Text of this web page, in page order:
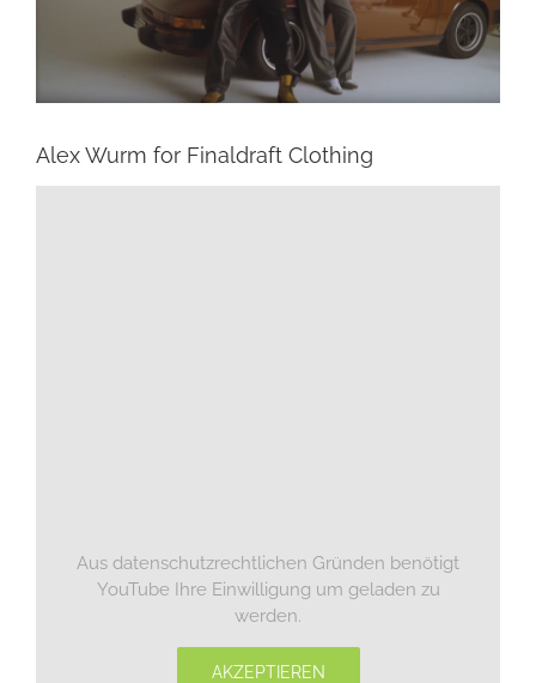
Alex Wurm for Finaldraft Clothing
Aus datenschutzrechtlichen Gründen benötigt
YouTube Ihre Einwilligung um geladen zu
werden.
AKZEPTIEREN